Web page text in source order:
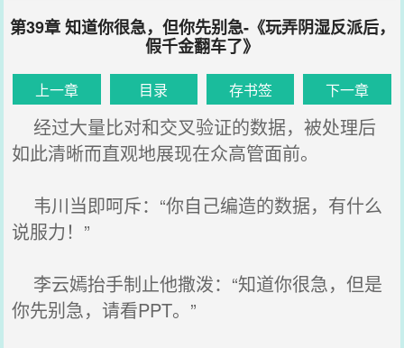
第39章 知道你很急，但你先别急-《玩弄阴湿反派后，
假千金翻车了》
上一章 目录 存书签 下一章
经过大量比对和交叉验证的数据，被处理后
如此清晰而直观地展现在众高管面前。
韦川当即呵斥：“你自己编造的数据，有什么
说服力！”
李云嫣抬手制止他撒泼：“知道你很急，但是
你先别急，请看PPT。”